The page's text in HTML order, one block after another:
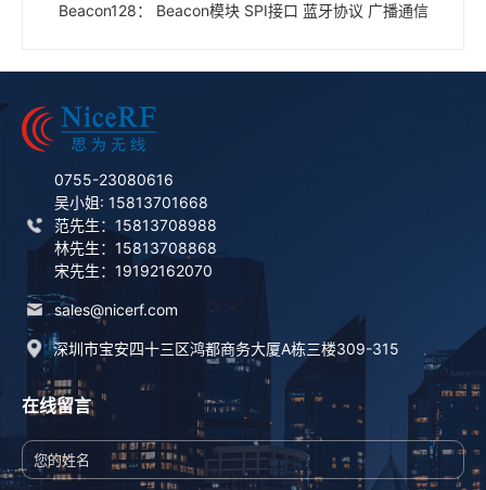
Beacon128： Beacon模块 SPI接口 蓝牙协议 广播通信
0755-23080616
吴小姐: 15813701668
范先生：15813708988
林先生：15813708868
宋先生：19192162070
sales@nicerf.com
深圳市宝安四十三区鸿都商务大厦A栋三楼309-315
在线留言